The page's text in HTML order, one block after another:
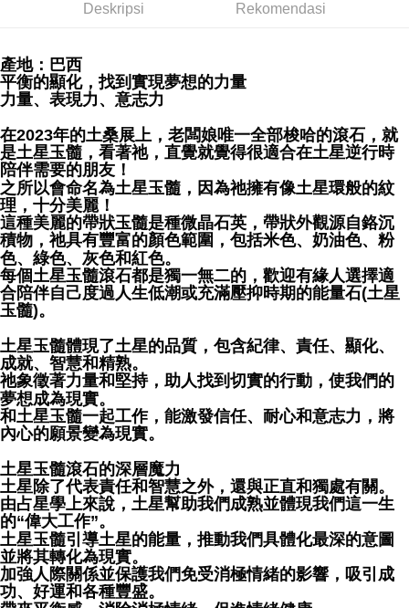
NT$80/pesanan | Penghantaran percuma untuk pesanan
郵局幫你送（離島）
NT$80/pesanan | Penghantaran percuma untuk pesanan
付款後門市自取
Penghantaran percuma
Deskripsi Rekomendasi
產地：巴西
平衡的顯化，找到實現夢想的力量
力量、表現力、意志力
在2023年的土桑展上，老闆娘唯一全部梭哈的滾石，就
是土星玉髓，看著祂，直覺就覺得很適合在土星逆行時
陪伴需要的朋友！
之所以會命名為土星玉髓，因為祂擁有像土星環般的紋
理，十分美麗！
這種美麗的帶狀玉髓是種微晶石英，帶狀外觀源自鉻沉
積物，祂具有豐富的顏色範圍，包括米色、奶油色、粉
色、綠色、灰色和紅色。
每個土星玉髓滾石都是獨一無二的，歡迎有緣人選擇適
合陪伴自己度過人生低潮或充滿壓抑時期的能量石(土星
玉髓)。
土星玉髓體現了土星的品質，包含紀律、責任、顯化、
成就、智慧和精熟。
祂象徵著力量和堅持，助人找到切實的行動，使我們的
夢想成為現實。
和土星玉髓一起工作，能激發信任、耐心和意志力，將
內心的願景變為現實。
土星玉髓滾石的深層魔力
土星除了代表責任和智慧之外，還與正直和獨處有關。
由占星學上來說，土星幫助我們成熟並體現我們這一生
的“偉大工作”。
土星玉髓引導土星的能量，推動我們具體化最深的意圖
並將其轉化為現實。
加強人際關係並保護我們免受消極情緒的影響，吸引成
功、好運和各種豐盛。